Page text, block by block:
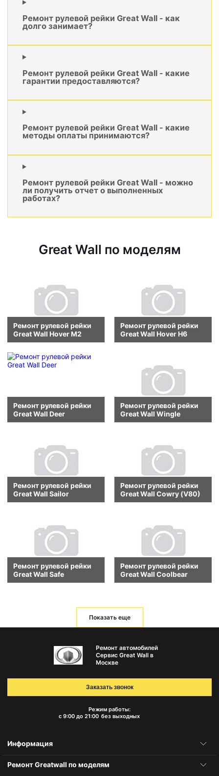
Ремонт рулевой рейки Great Wall - как
долго занимает?
Ремонт рулевой рейки Great Wall - какие
гарантии предоставляются?
Ремонт рулевой рейки Great Wall - какие
методы оплаты принимаются?
Ремонт рулевой рейки Great Wall - можно
ли получить отчет о выполненных
работах?
Great Wall по моделям
Ремонт рулевой рейки
Great Wall Hover M2
Ремонт рулевой рейки
Great Wall Hover H6
Ремонт рулевой рейки
Great Wall Deer
Ремонт рулевой рейки
Great Wall Wingle
Ремонт рулевой рейки
Great Wall Sailor
Ремонт рулевой рейки
Great Wall Cowry (V80)
Ремонт рулевой рейки
Great Wall Safe
Ремонт рулевой рейки
Great Wall Coolbear
Показать еще
Ремонт автомобилей
Сервис Great Wall в
Москве
Режим работы:
с 9:00 до 21:00 без выходных
Заказать звонок
Информация
Ремонт Greatwall по моделям